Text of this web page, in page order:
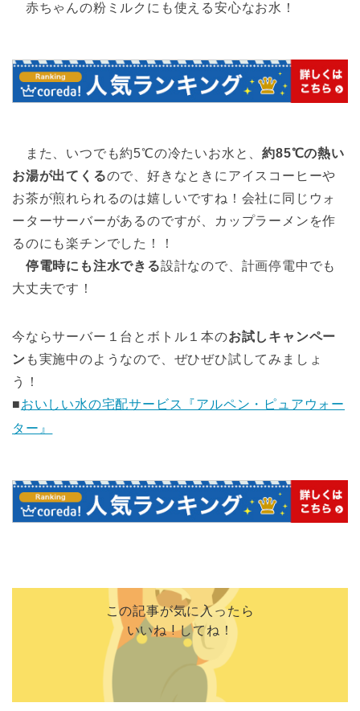
赤ちゃんの粉ミルクにも使える安心なお水！
また、いつでも約5℃の冷たいお水と、約85℃の熱い
お湯が出てくるので、好きなときにアイスコーヒーや
お茶が煎れられるのは嬉しいですね！会社に同じウォ
ーターサーバーがあるのですが、カップラーメンを作
るのにも楽チンでした！！
停電時にも注水できる設計なので、計画停電中でも
大丈夫です！
今ならサーバー１台とボトル１本のお試しキャンペー
ン も実施中のようなので、ぜひぜひ試してみましょ
う！
■おいしい水の宅配サービス『アルペン・ピュアウォー
ター』
この記事が気に入ったら
いいね ! してね！